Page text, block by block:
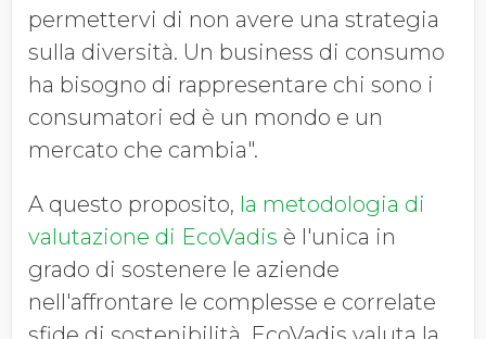
permettervi di non avere una strategia
sulla diversità. Un business di consumo
ha bisogno di rappresentare chi sono i
consumatori ed è un mondo e un
mercato che cambia".
A questo proposito, la metodologia di
valutazione di EcoVadis è l'unica in
grado di sostenere le aziende
nell'affrontare le complesse e correlate